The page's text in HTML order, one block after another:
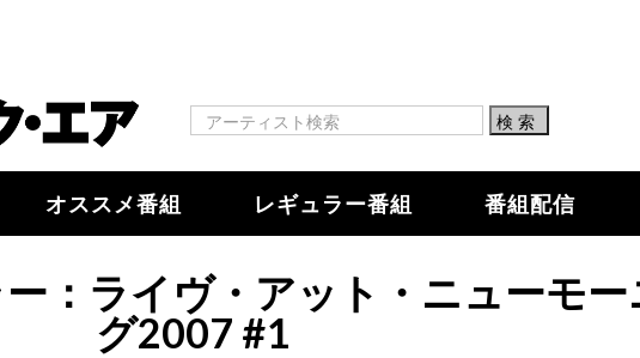
オススメ番組 レギュラー番組 番組配信
：ライヴ・アット・ニューモ
グ2007 #1